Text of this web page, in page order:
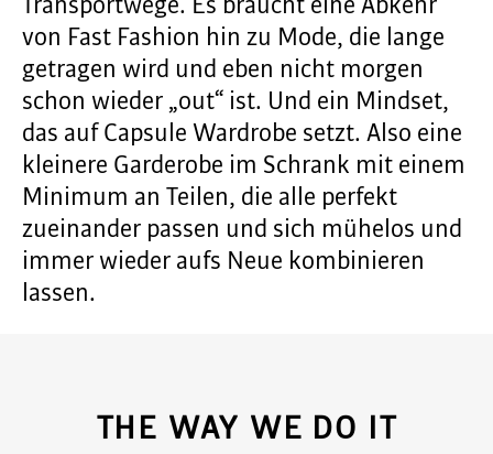
von Fast Fashion hin zu Mode, die lange
getragen wird und eben nicht morgen
schon wieder „out“ ist. Und ein Mindset,
das auf Capsule Wardrobe setzt. Also eine
kleinere Garderobe im Schrank mit einem
Minimum an Teilen, die alle perfekt
zueinander passen und sich mühelos und
immer wieder aufs Neue kombinieren
lassen.
THE WAY WE DO IT